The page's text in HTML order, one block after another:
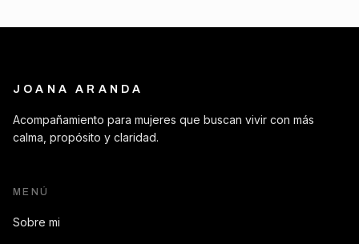
JOANA ARANDA
Acompañamiento para mujeres que buscan vivir con más
calma, propósito y claridad.
MENÚ
Sobre mi